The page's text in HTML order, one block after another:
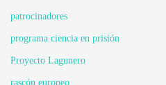
patrocinadores
programa ciencia en prisión
Proyecto Lagunero
rascón europeo